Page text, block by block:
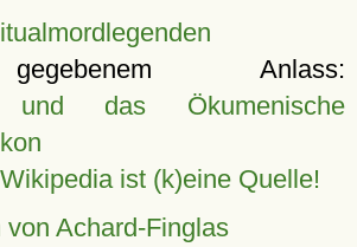
Anlass:
und das Ökumenische
Wikipedia ist (k)eine Quelle!
von Achard-Finglas